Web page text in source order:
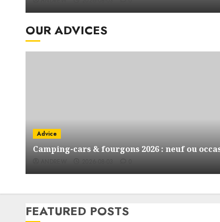
OUR ADVICES
Advice
Camping-cars & fourgons 2026 : neuf ou
FEATURED POSTS